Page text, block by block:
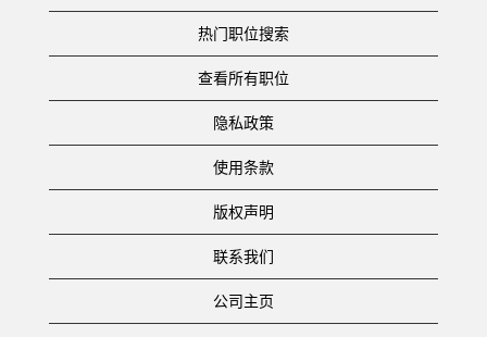
热门职位搜索
查看所有职位
隐私政策
使用条款
版权声明
联系我们
公司主页